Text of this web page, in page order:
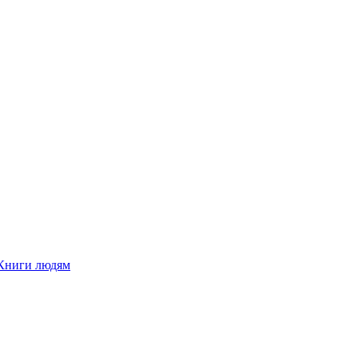
людям